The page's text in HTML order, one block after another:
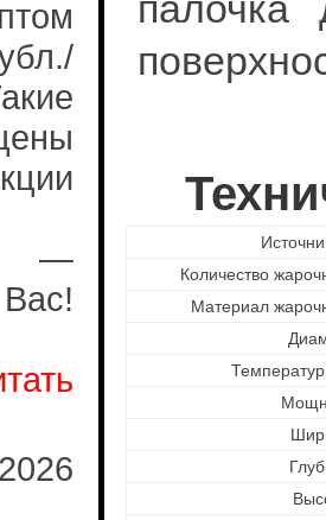
—
Количество
Материал